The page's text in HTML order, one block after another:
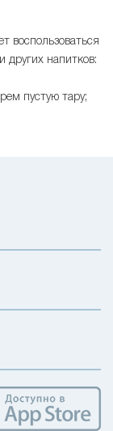
воспользоваться
других напитков:
пустую тару;